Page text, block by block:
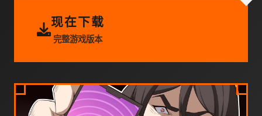
现在下载
完整游戏版本